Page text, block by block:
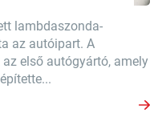
lambdaszonda-
az autóipart. A
első autógyártó, amely